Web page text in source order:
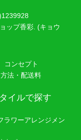
ップ香彩. (キョウ
コンセプト
法・配送料
イルで探す
ラワーアレンジメン